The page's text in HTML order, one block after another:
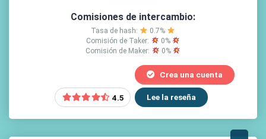
Comisiones de intercambio:
Tasa de hash:
0.7%
Comisión de Taker:
0%
Comisión de Maker:
0%
4.5
Crea una cuenta
Lee la reseña